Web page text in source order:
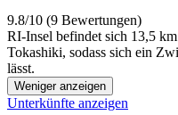
9.8/10 (9 Bewertungen)
RI-Insel befindet sich 13,5
Tokashiki, sodass sich ein
lässt.
Weniger anzeigen
Unterkünfte anzeigen